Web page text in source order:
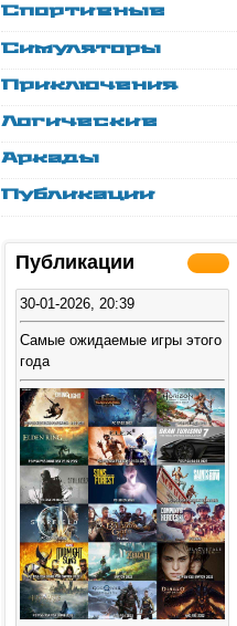
Спортивные
Симуляторы
Приключения
Логические
Аркады
Публикации
Публикации
30-01-2026, 20:39
Самые ожидаемые игры этого
года